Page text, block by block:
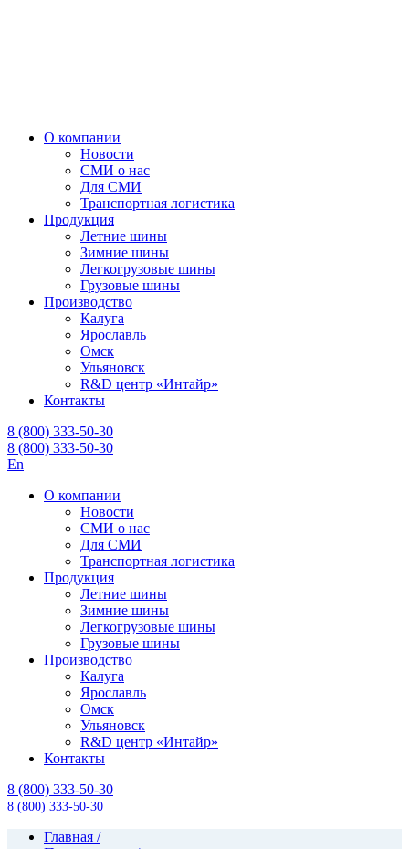
О компании
Новости
СМИ о нас
Для СМИ
Транспортная логистика
Продукция
Летние шины
Зимние шины
Легкогрузовые шины
Грузовые шины
Производство
Калуга
Ярославль
Омск
Ульяновск
R&D центр «Интайр»
Контакты
8 (800) 333-50-30
8 (800) 333-50-30
En
О компании
Новости
СМИ о нас
Для СМИ
Транспортная логистика
Продукция
Летние шины
Зимние шины
Легкогрузовые шины
Грузовые шины
Производство
Калуга
Ярославль
Омск
Ульяновск
R&D центр «Интайр»
Контакты
8 (800) 333-50-30
8 (800) 333-50-30
Главная /